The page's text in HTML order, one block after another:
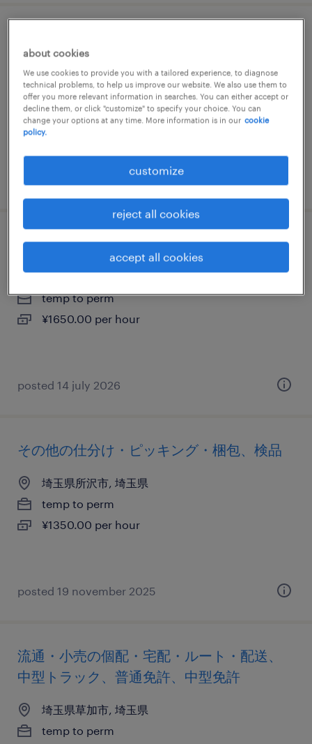
グ・梱包、入出荷
埼玉県児玉郡上里町, 埼玉県
temp to perm
¥1300.00 per hour
posted 16 march 2026
物流・ロジスティクスのフォークリフト
埼玉県所沢市, 埼玉県
temp to perm
¥1650.00 per hour
posted 14 july 2026
その他の仕分け・ピッキング・梱包、検品
埼玉県所沢市, 埼玉県
temp to perm
¥1350.00 per hour
posted 19 november 2025
流通・小売の個配・宅配・ルート・配送、
中型トラック、普通免許、中型免許
埼玉県草加市, 埼玉県
temp to perm
about cookies
We use cookies to provide you with a tailored experience, to diagnose
technical problems, to help us improve our website. We also use them to
offer you more relevant information in searches. You can either accept or
decline them, or click "customize" to specify your choice. You can
change your options at any time. More information is in our cookie
policy.
customize
reject all cookies
accept all cookies